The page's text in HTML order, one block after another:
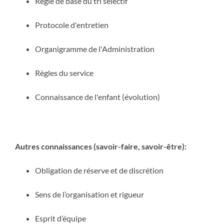
Protocole d'entretien
Organigramme de l'Administration
Règles du service
Connaissance de l'enfant (évolution)
Autres connaissances (savoir-faire, savoir-être):
Obligation de réserve et de discrétion
Sens de l’organisation et rigueur
Esprit d’équipe